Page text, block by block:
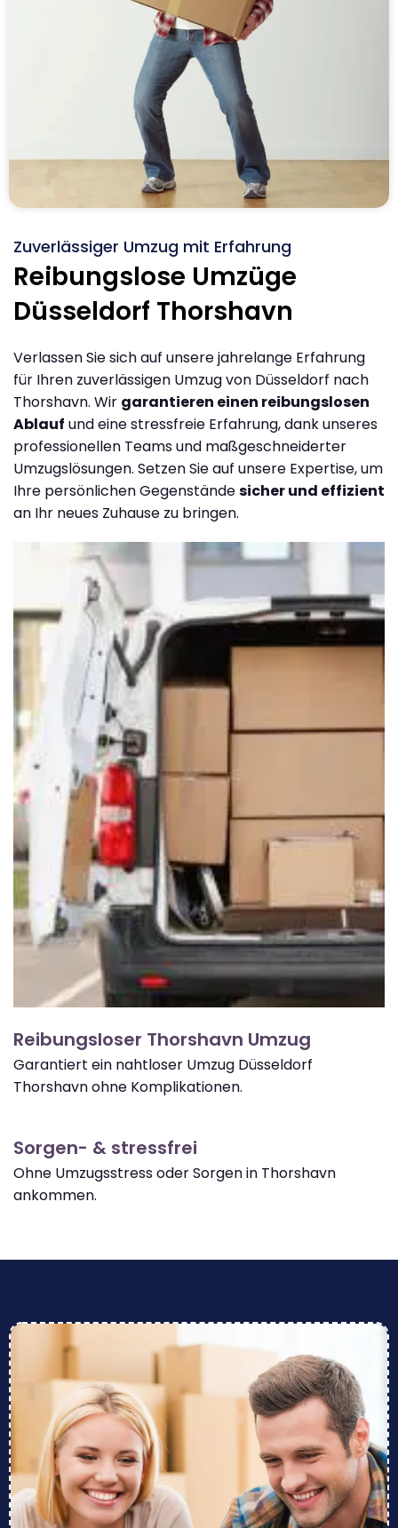
Zuverlässiger Umzug mit Erfahrung
Reibungslose Umzüge
Düsseldorf Thorshavn
Verlassen Sie sich auf unsere jahrelange Erfahrung
für Ihren zuverlässigen Umzug von Düsseldorf nach
Thorshavn. Wir garantieren einen reibungslosen
Ablauf und eine stressfreie Erfahrung, dank unseres
professionellen Teams und maßgeschneiderter
Umzugslösungen. Setzen Sie auf unsere Expertise, um
Ihre persönlichen Gegenständesicher und effizient
an Ihr neues Zuhause zu bringen.
Reibungsloser Thorshavn Umzug
Garantiert ein nahtloser Umzug Düsseldorf
Thorshavn ohne Komplikationen.
Sorgen- & stressfrei
Ohne Umzugsstress oder Sorgen in Thorshavn
ankommen.